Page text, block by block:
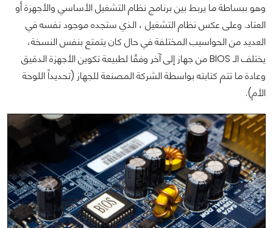
وهو ببساطة ما يربط بين برنامج نظام التشغيل الأساسي والأجهزة أو
العتاد. وعلى عكس نظام التشغيل ، الذي ستجده موجود نفسه في
العديد من الحواسيب المختلفة في حال كان يتمتع بنفس النسخة،
يختلف الـ BIOS من جهاز إلى آخر وفقًا لطبيعة تكوين الأجهزة الدقيق
وعادة ما تتم كتابته بواسطة الشركة المصنعة للجهاز (تحديداً اللوحة
الأم).